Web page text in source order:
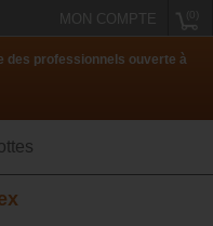
MON COMPTE
des professionnels ouverte à